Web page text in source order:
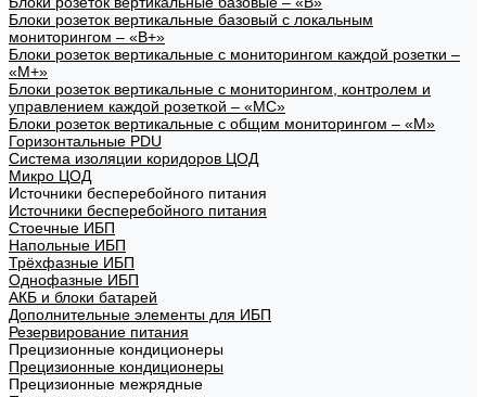
Блоки розеток вертикальные базовый с локальным
мониторингом – «В+»
Блоки розеток вертикальные с мониторингом каждой розетки –
«М+»
Блоки розеток вертикальные с мониторингом, контролем и
управлением каждой розеткой – «МС»
Блоки розеток вертикальные с общим мониторингом – «М»
Горизонтальные PDU
Система изоляции коридоров ЦОД
Микро ЦОД
Источники бесперебойного питания
Источники бесперебойного питания
Стоечные ИБП
Напольные ИБП
Трёхфазные ИБП
Однофазные ИБП
АКБ и блоки батарей
Дополнительные элементы для ИБП
Резервирование питания
Прецизионные кондиционеры
Прецизионные кондиционеры
Прецизионные межрядные